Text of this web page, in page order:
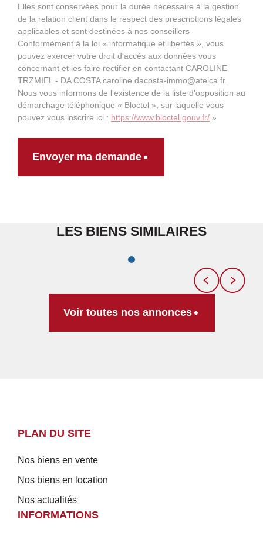
Elles sont conservées pour la durée nécessaire à la gestion
de la relation client dans le respect des prescriptions légales
applicables et sont destinées à nos conseillers
Conformément à la loi « informatique et libertés », vous
pouvez exercer votre droit d'accès aux données vous
concernant et les faire rectifier en contactant CAROLINE
TRZMIEL - DA COSTA caroline.dacosta-immo@atelca.fr.
Nous vous informons de l'existence de la liste d'opposition au
démarchage téléphonique « Bloctel », sur laquelle vous
pouvez vous inscrire ici : https://www.bloctel.gouv.fr/ »
Envoyer ma demande
LES BIENS SIMILAIRES
Voir toutes nos annonces
PLAN DU SITE
Nos biens en vente
Nos biens en location
Nos actualités
INFORMATIONS